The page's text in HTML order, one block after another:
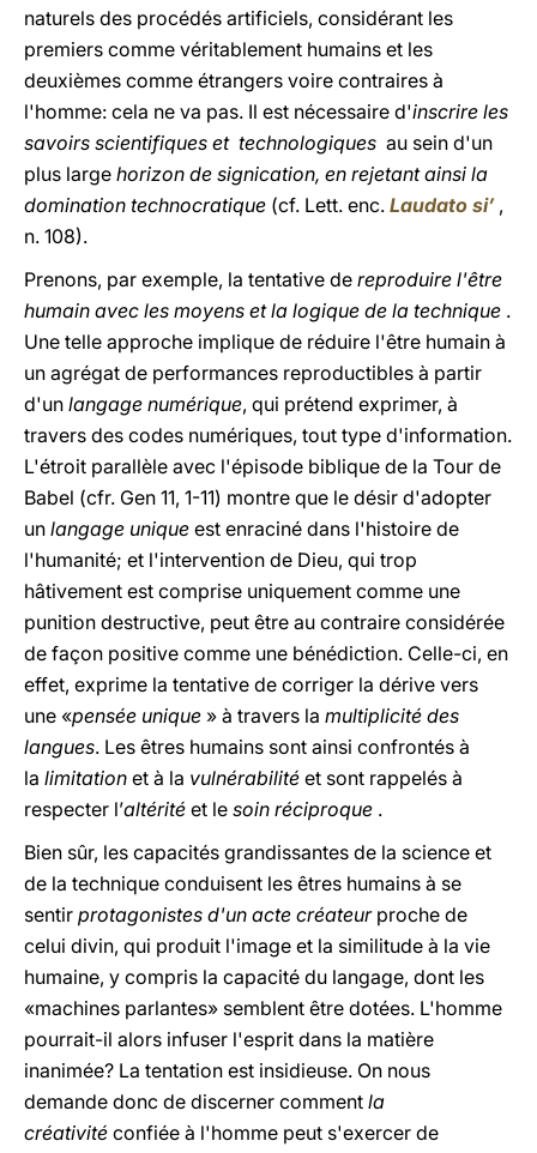
naturels des procédés artificiels, considérant les
premiers comme véritablement humains et les
deuxièmes comme étrangers voire contraires à
l'homme: cela ne va pas. Il est nécessaire d'inscrire les
savoirs scientifiques et technologiques au sein d'un
plus large horizon de signication, en rejetant ainsi la
domination technocratique (cf. Lett. enc. Laudato si’ ,
n. 108).
Prenons, par exemple, la tentative de reproduire l'être
humain avec les moyens et la logique de la technique .
Une telle approche implique de réduire l'être humain à
un agrégat de performances reproductibles à partir
d'un langage numérique, qui prétend exprimer, à
travers des codes numériques, tout type d'information.
L'étroit parallèle avec l'épisode biblique de la Tour de
Babel (cfr. Gen 11, 1-11) montre que le désir d'adopter
un langage unique est enraciné dans l'histoire de
l'humanité; et l'intervention de Dieu, qui trop
hâtivement est comprise uniquement comme une
punition destructive, peut être au contraire considérée
de façon positive comme une bénédiction. Celle-ci, en
effet, exprime la tentative de corriger la dérive vers
une «pensée unique » à travers la multiplicité des
langues. Les êtres humains sont ainsi confrontés à
la limitation et à la vulnérabilité et sont rappelés à
respecter l’altérité et le soin réciproque .
Bien sûr, les capacités grandissantes de la science et
de la technique conduisent les êtres humains à se
sentir protagonistes d'un acte créateur proche de
celui divin, qui produit l'image et la similitude à la vie
humaine, y compris la capacité du langage, dont les
«machines parlantes» semblent être dotées. L'homme
pourrait-il alors infuser l'esprit dans la matière
inanimée? La tentation est insidieuse. On nous
demande donc de discerner comment la
créativité confiée à l'homme peut s'exercer de